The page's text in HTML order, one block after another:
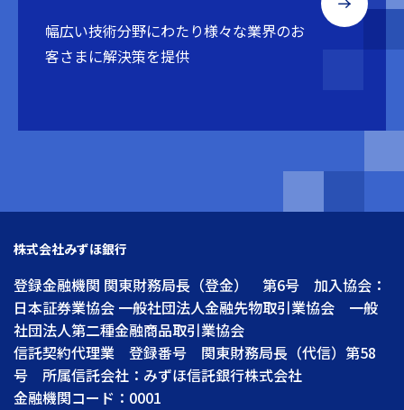
幅広い技術分野にわたり様々な業界のお
客さまに解決策を提供
株式会社みずほ銀行
登録金融機関 関東財務局長（登金） 第6号 加入協会：
日本証券業協会 一般社団法人金融先物取引業協会 一般
社団法人第二種金融商品取引業協会
信託契約代理業 登録番号 関東財務局長（代信）第58
号 所属信託会社：みずほ信託銀行株式会社
金融機関コード：0001